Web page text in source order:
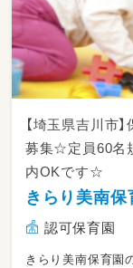
・お子
【埼玉
保育
（2年
・1年
【埼玉
円貸付
（2年
≪入職
あな
【埼玉県吉川市
募集☆定員60名
内OKです☆
きらり美南保
認可保育園
きらり美南保育園